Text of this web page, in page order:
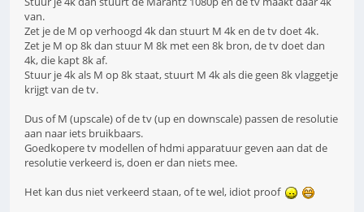
van.
Zet je de M op verhoogd 4k dan stuurt M 4k en de tv doet 4k.
Zet je M op 8k dan stuur M 8k met een 8k bron, de tv doet dan
4k, die kapt 8k af.
Stuur je 4k als M op 8k staat, stuurt M 4k als die geen 8k vlaggetje
krijgt van de tv.
Dus of M (upscale) of de tv (up en downscale) passen de resolutie
aan naar iets bruikbaars.
Goedkopere tv modellen of hdmi apparatuur geven aan dat de
resolutie verkeerd is, doen er dan niets mee.
Het kan dus niet verkeerd staan, of te wel, idiot proof